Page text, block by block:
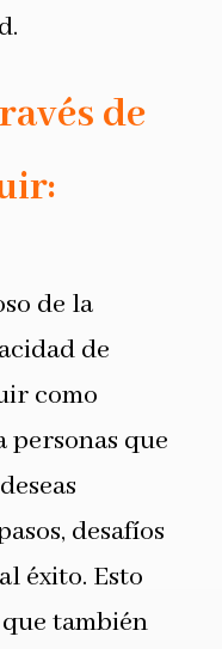
de
de la
de
como
personas que
desafíos
éxito. Esto
también